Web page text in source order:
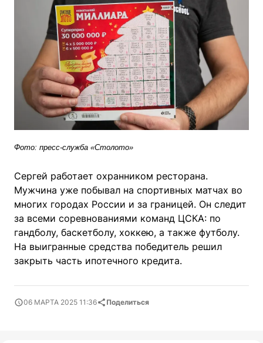
Фото: пресс-служба «Столото»
Сергей работает охранником ресторана.
Мужчина уже побывал на спортивных матчах во
многих городах России и за границей. Он следит
за всеми соревнованиями команд ЦСКА: по
гандболу, баскетболу, хоккею, а также футболу.
На выигранные средства победитель решил
закрыть часть ипотечного кредита.
06 МАРТА 2025 11:36 Поделиться